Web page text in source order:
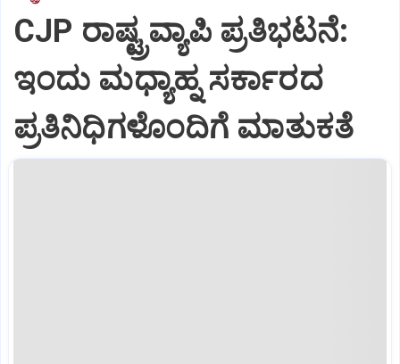
CJP ರಾಷ್ಟ್ರವ್ಯಾಪಿ ಪ್ರತಿಭಟನೆ:
ಇಂದು ಮಧ್ಯಾಹ್ನ ಸರ್ಕಾರದ
ಪ್ರತಿನಿಧಿಗಳೊಂದಿಗೆ ಮಾತುಕತೆ